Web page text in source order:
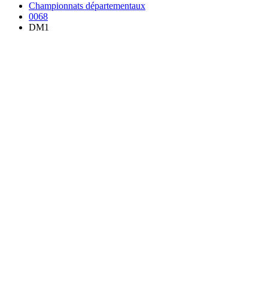
Championnats départementaux
0068
DM1